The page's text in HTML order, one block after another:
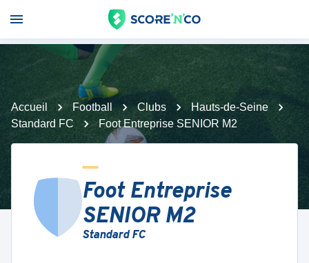
Accueil Football Clubs
Hauts-de-Seine
Standard FC
Foot Entreprise SENIOR M2
Foot Entreprise
SENIOR M2
Standard FC